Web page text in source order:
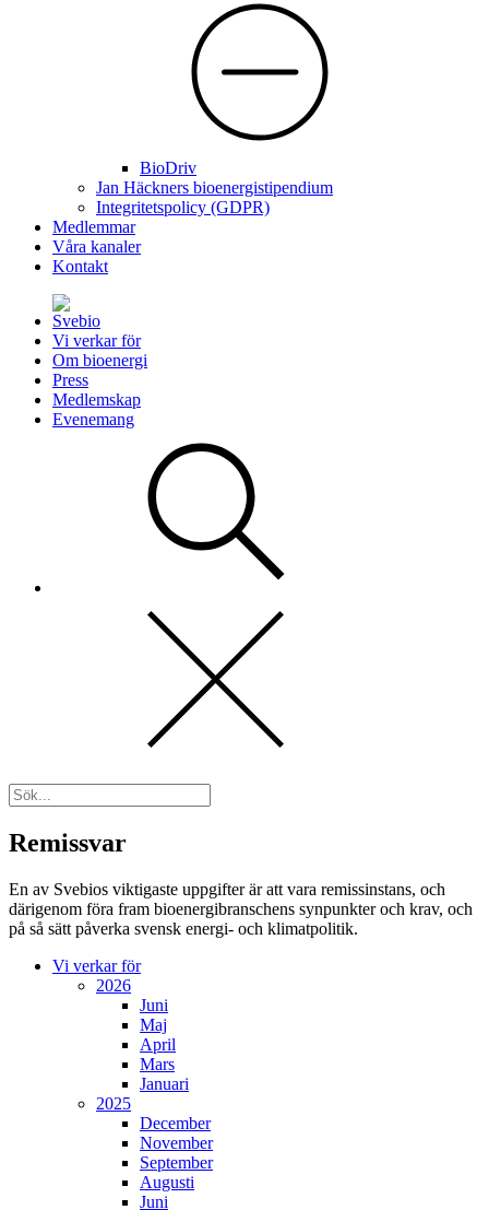
BioDriv
Jan Häckners bioenergistipendium
Integritetspolicy (GDPR)
Medlemmar
Våra kanaler
Kontakt
Vi verkar för
Om bioenergi
Press
Medlemskap
Evenemang
Remissvar
En av Svebios viktigaste uppgifter är att vara remissinstans, och
därigenom föra fram bioenergibranschens synpunkter och krav, och
på så sätt påverka svensk energi- och klimatpolitik.
Vi verkar för
2026
Juni
Maj
April
Mars
Januari
2025
December
November
September
Augusti
Juni